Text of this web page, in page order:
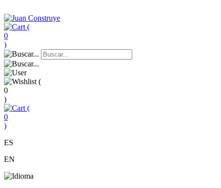
(
0
)
(
0
)
(
0
)
ES
EN